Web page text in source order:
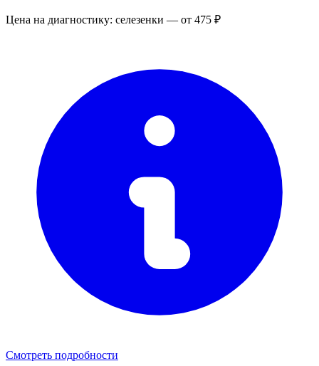
Цена на диагностику: селезенки — от 475 ₽
Смотреть подробности